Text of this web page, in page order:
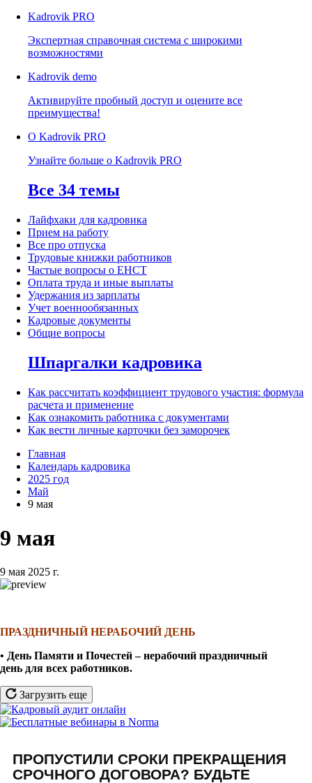
Kadrovik PRO
Экспертная справочная система с широкими
возможностями
Kadrovik demo
Активируйте пробный доступ и оцените все
преимущества!
О Kadrovik PRO
Узнайте больше о Kadrovik PRO
Все 34 темы
Лайфхаки для кадровика
Прием на работу
Все про отпуска
Трудовые книжки работников
Частые вопросы о ЕНСТ
Оплата труда и иные выплаты
Удержания из зарплаты
Учет военнообязанных
Кадровые документы
Общие вопросы
Шпаргалки кадровика
Как рассчитать коэффициент трудового участия: формула
расчета и применение
Как ознакомить работника с документами
Как вести личные карточки без заморочек
Главная
Календарь кадровика
2025 год
Май
9 мая
9 мая
9 мая 2025 г.
ПРАЗДНИЧНЫЙ НЕРАБОЧИЙ ДЕНЬ
• День Памяти и Почестей – нерабочий праздничный
день для всех работников.
Загрузить еще
ПРОПУСТИЛИ СРОКИ ПРЕКРАЩЕНИЯ
СРОЧНОГО ДОГОВОРА? БУДЬТЕ